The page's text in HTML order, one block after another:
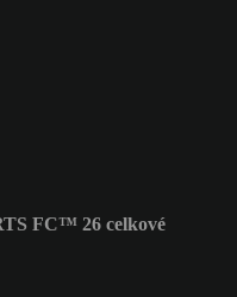
FC™ 26 celkové